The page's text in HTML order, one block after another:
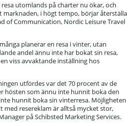
utomlands på charter nu ökar, och
i högt tempo, börjar återställa
of Communication, Nordic Leisure Travel
planerar en resa i vinter, utan
andel ännu inte har bokat sin resa,
viss avvaktande inställning hos
utfördes var det 70 procent av de
hösten som ännu inte hunnit boka den
hunnit boka sin vinterresa. Möjligheten
resereklam är alltså mycket stor,
på Schibsted Marketing Services.